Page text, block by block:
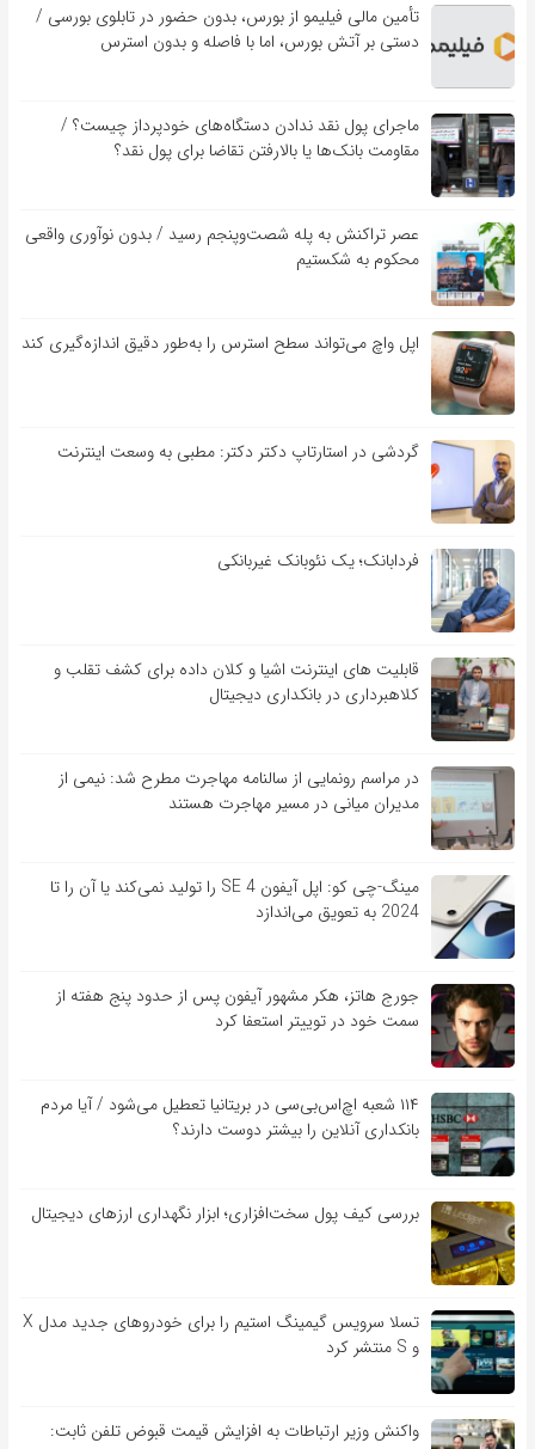
تأمین مالی فیلیمو از بورس، بدون حضور در تابلوی بورسی /
دستی بر آتش بورس، اما با فاصله و بدون استرس
ماجرای پول نقد ندادن دستگاه‌های خودپرداز چیست؟ /
مقاومت بانک‌ها یا بالارفتن تقاضا برای پول نقد؟
عصر تراکنش به پله شصت‌وپنجم رسید / بدون نوآوری واقعی
محکوم به شکستیم
اپل واچ می‌تواند سطح استرس را به‌طور دقیق اندازه‌گیری کند
گردشی در استارتاپ دکتر دکتر: مطبی به وسعت اینترنت
فردابانک؛ یک نئوبانک غیربانکی
قابلیت ‏های اینترنت اشیا و کلان‏ داده برای کشف تقلب و
کلاهبرداری در بانکداری دیجیتال
در مراسم رونمایی از سالنامه مهاجرت مطرح شد: نیمی از
مدیران میانی در مسیر مهاجرت هستند
مینگ-چی کو: اپل آیفون SE 4 را تولید نمی‌کند یا آن را تا
2024 به تعویق می‌اندازد
جورج هاتز، هکر مشهور آیفون پس از حدود پنج هفته از
سمت خود در توییتر استعفا کرد
۱۱۴ شعبه اچ‌اس‌بی‌سی در بریتانیا تعطیل می‌شود / آیا مردم
بانکداری آنلاین را بیشتر دوست دارند؟
بررسی کیف‌ پول سخت‌افزاری؛ ابزار نگهداری ارزهای دیجیتال
تسلا سرویس گیمینگ استیم را برای خودروهای جدید مدل X
و S منتشر کرد
واکنش وزیر ارتباطات به افزایش قیمت قبوض تلفن ثابت: